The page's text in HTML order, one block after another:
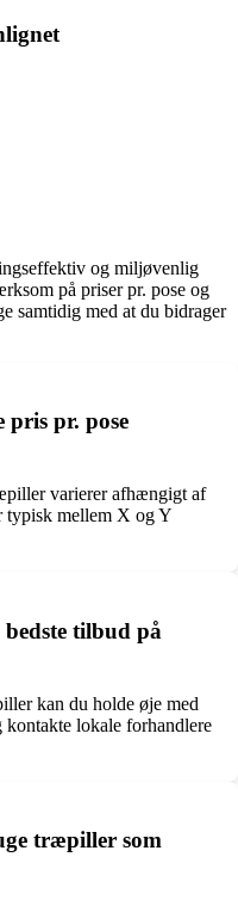
og miljøvenlig
på priser pr. pose og
samtidig med at du bidrager
pris pr. pose
varierer afhængigt af
typisk mellem X og Y
tilbud på
kan du holde øje med
lokale forhandlere
træpiller som